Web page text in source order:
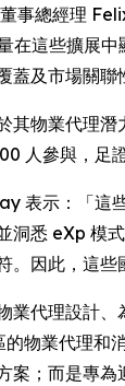
總經理
在這些擴展
蓋及市場關
其物業代理
人參與，足
表示：「這
洞悉 eXp 模
。因此，這些
業代理設計
物業代理和
案；而是專為